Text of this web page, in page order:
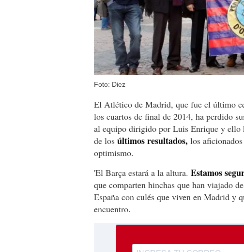
Foto: Diez
El Atlético de Madrid, que fue el último
los cuartos de final de 2014, ha perdido
al equipo dirigido por Luis Enrique y ello
de los últimos resultados, los
optimismo.
'El Barça estará a la altura. Estamos
que comparten hinchas que han viajado
España con culés que viven en Madrid y
encuentro.